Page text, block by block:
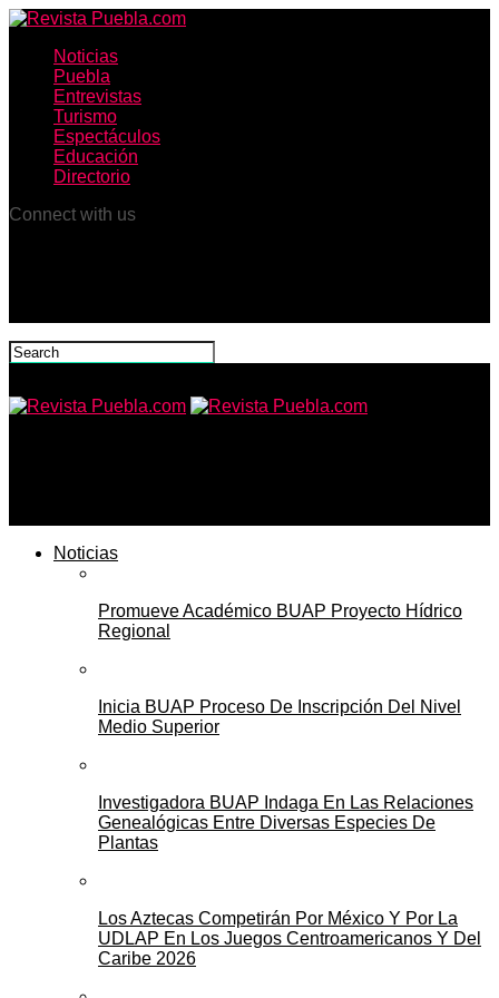
Noticias
Puebla
Entrevistas
Turismo
Espectáculos
Educación
Directorio
Connect with us
Noticias
Promueve Académico BUAP Proyecto Hídrico
Regional
Inicia BUAP Proceso De Inscripción Del Nivel
Medio Superior
Investigadora BUAP Indaga En Las Relaciones
Genealógicas Entre Diversas Especies De
Plantas
Los Aztecas Competirán Por México Y Por La
UDLAP En Los Juegos Centroamericanos Y Del
Caribe 2026